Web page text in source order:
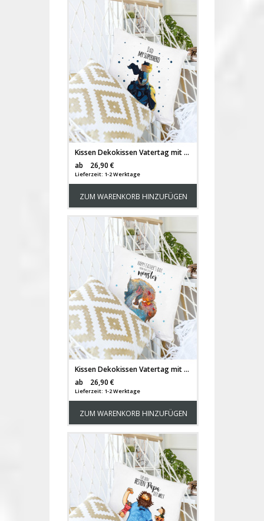
Kissen Dekokissen Vatertag mit Superhelden Punkten und Spruch dad my superhero inklusive Füllung ks121
ab
26,90 €
Lieferzeit: 1-2 Werktage
ZUM WARENKORB HINZUFÜGEN
Kissen Dekokissen Vatertag mit Monstern Punkten und Spruch happy father's day from your little monster inklusive Füllung ks120
ab
26,90 €
Lieferzeit: 1-2 Werktage
ZUM WARENKORB HINZUFÜGEN